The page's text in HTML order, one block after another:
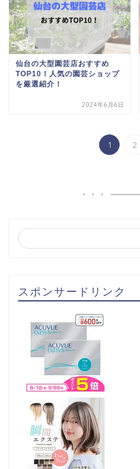
仙台の大型園芸店おすすめ
TOP10！人気の園芸ショップ
を厳選紹介！
2024年6月6日
1 2
スポンサードリンク